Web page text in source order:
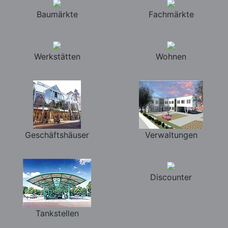
Baumärkte Fachmärkte
Werkstätten Wohnen
Geschäftshäuser Verwaltungen
Tankstellen
Discounter